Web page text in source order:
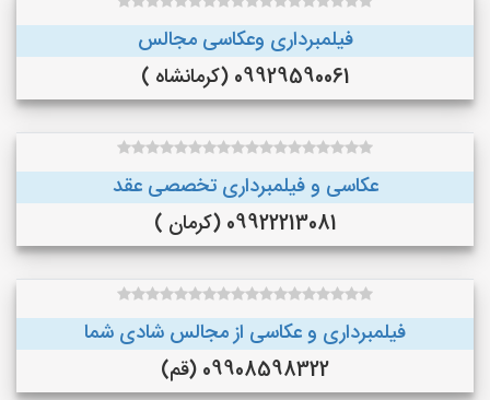
فیلمبرداری وعکاسی مجالس
09929590061 (کرمانشاه )
عکاسی و فیلمبرداری تخصصی عقد
09922213081 (کرمان )
فیلمبرداری و عکاسی از مجالس شادی شما
09908598322 (قم)